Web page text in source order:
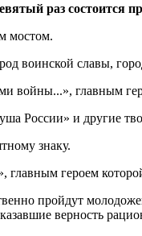
раз состоится
мостом.
воинской славы,
войны...», главным
России» и другие
знаку.
героем
пройдут
верность